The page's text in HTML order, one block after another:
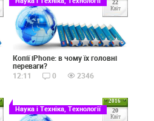
22
Квіт
Копії iPhone: в чому їх головні
переваги?
12:11
0 2346
2016
20
Квіт
Наука і Техніка, Технології